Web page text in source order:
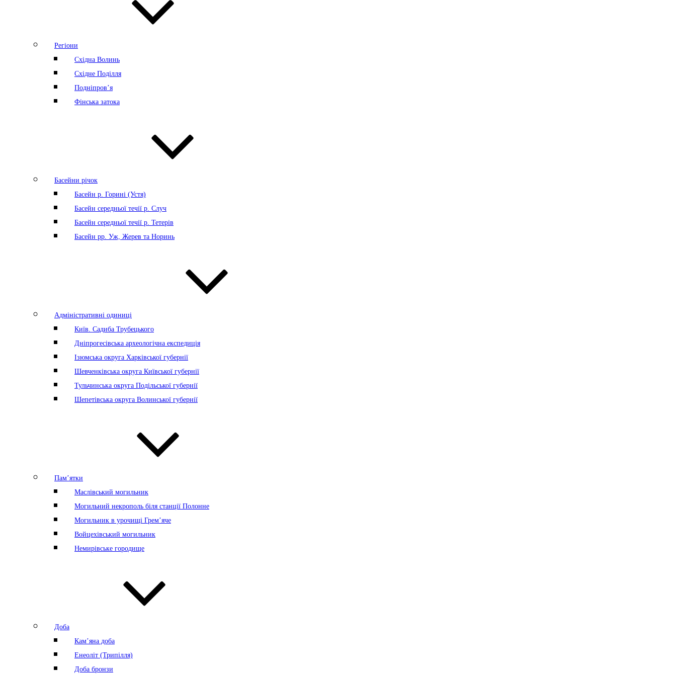
Регіони
Східна Волинь
Східне Поділля
Подніпров’я
Фінська затока
Басейни річок
Басейн р. Горині (Устя)
Басейн середньої течії р. Случ
Басейн середньої течії р. Тетерів
Басейн рр. Уж, Жерев та Норинь
Адміністративні одиниці
Київ. Садиба Трубецького
Дніпрогесівська археологічна експедиція
Ізюмська округа Харківської губернії
Шевченківська округа Київської губернії
Тульчинська округа Подільської губернії
Шепетівська округа Волинської губернії
Пам’ятки
Маслівський могильник
Могильний некрополь біля станції Полонне
Могильник в урочищі Грем’яче
Войцехівський могильник
Немирівське городище
Доба
Кам’яна доба
Енеоліт (Трипілля)
Доба бронзи